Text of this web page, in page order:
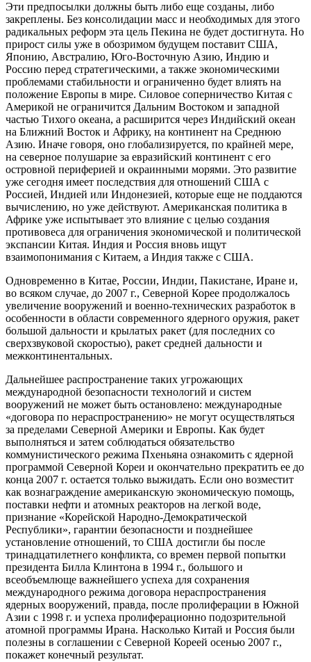
Эти предпосылки должны быть либо еще созданы, либо
закреплены. Без консолидации масс и необходимых для этого
радикальных реформ эта цель Пекина не будет достигнута. Но
прирост силы уже в обозримом будущем поставит США,
Японию, Австралию, Юго-Восточную Азию, Индию и
Россию перед стратегическими, а также экономическими
проблемами стабильности и ограниченно будет влиять на
положение Европы в мире. Силовое соперничество Китая с
Америкой не ограничится Дальним Востоком и западной
частью Тихого океана, а расширится через Индийский океан
на Ближний Восток и Африку, на континент на Среднюю
Азию. Иначе говоря, оно глобализируется, по крайней мере,
на северное полушарие за евразийский континент с его
островной периферией и окраинными морями. Это развитие
уже сегодня имеет последствия для отношений США с
Россией, Индией или Индонезией, которые еще не поддаются
вычислению, но уже действуют. Американская политика в
Африке уже испытывает это влияние с целью создания
противовеса для ограничения экономической и политической
экспансии Китая. Индия и Россия вновь ищут
взаимопонимания с Китаем, а Индия также с США.
Одновременно в Китае, России, Индии, Пакистане, Иране и,
во всяком случае, до 2007 г., Северной Корее продолжалось
увеличение вооружений и военно-технических разработок в
особенности в области современного ядерного оружия, ракет
большой дальности и крылатых ракет (для последних со
сверхзвуковой скоростью), ракет средней дальности и
межконтинентальных.
Дальнейшее распространение таких угрожающих
международной безопасности технологий и систем
вооружений не может быть остановлено: международные
«договора по нераспространению» не могут осуществляться
за пределами Северной Америки и Европы. Как будет
выполняться и затем соблюдаться обязательство
коммунистического режима Пхеньяна ознакомить с ядерной
программой Северной Кореи и окончательно прекратить ее до
конца 2007 г. остается только выжидать. Если оно возместит
как вознаграждение американскую экономическую помощь,
поставки нефти и атомных реакторов на легкой воде,
признание «Корейской Народно-Демократической
Республики», гарантии безопасности и позднейшее
установление отношений, то США достигли бы после
тринадцатилетнего конфликта, со времен первой попытки
президента Билла Клинтона в 1994 г., большого и
всеобъемлюще важнейшего успеха для сохранения
международного режима договора нераспространения
ядерных вооружений, правда, после пролиферации в Южной
Азии с 1998 г. и успеха пролиферационно подозрительной
атомной программы Ирана. Насколько Китай и Россия были
полезны в соглашении с Северной Кореей осенью 2007 г.,
покажет конечный результат.